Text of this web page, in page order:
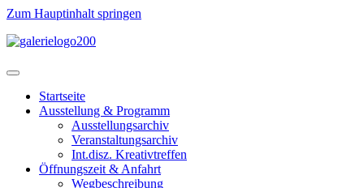
Zum Hauptinhalt springen
Startseite
Ausstellung & Programm
Ausstellungsarchiv
Veranstaltungsarchiv
Int.disz. Kreativtreffen
Öffnungszeit & Anfahrt
Wegbeschreibung